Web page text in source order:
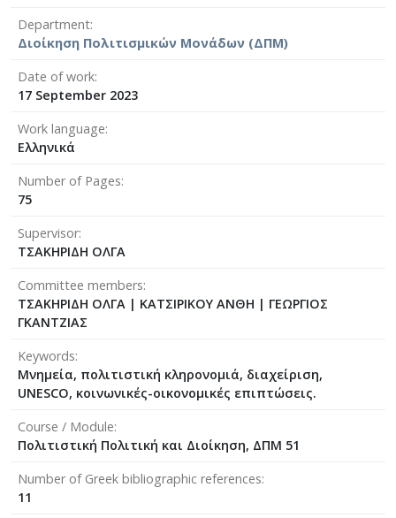
Department
Διοίκηση Πολιτισμικών Μονάδων (ΔΠΜ)
Date of work
17 September 2023
Work language
Ελληνικά
Number of Pages
75
Supervisor
ΤΣΑΚΗΡΙΔΗ ΟΛΓΑ
Committee members
ΤΣΑΚΗΡΙΔΗ ΟΛΓΑ | ΚΑΤΣΙΡΙΚΟΥ ΑΝΘΗ | ΓΕΩΡΓΙΟΣ
ΓΚΑΝΤΖΙΑΣ
Keywords
Μνημεία, πολιτιστική κληρονομιά, διαχείριση,
UNESCO, κοινωνικές-οικονομικές επιπτώσεις.
Course / Module
Πολιτιστική Πολιτική και Διοίκηση, ΔΠΜ 51
Number of Greek bibliographic references
11